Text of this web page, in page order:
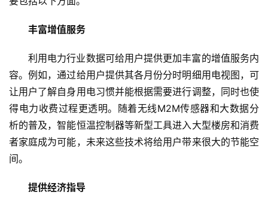
丰富增值服务
利用电力行业数据可给用户提供更加丰富的增值服务内
容。例如，通过给用户提供其各月份分时明细用电视图，可
让用户了解自身用电习惯并能根据需要进行调整，同时也使
得电力收费过程更透明。随着无线M2M传感器和大数据分
析的普及，智能恒温控制器等新型工具进入大型楼房和消费
者家庭成为可能，未来这些技术将给用户带来很大的节能空
间。
提供经济指导